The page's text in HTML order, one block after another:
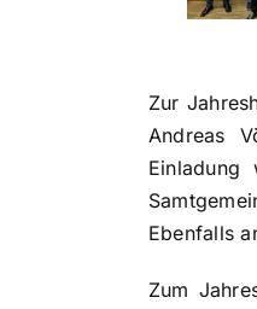
Zur
Andreas
Ebenfalls
Zum